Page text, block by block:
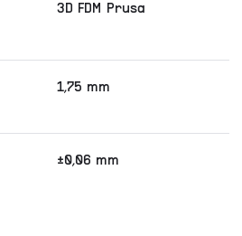
3D FDM Prusa
1,75 mm
±0,06 mm